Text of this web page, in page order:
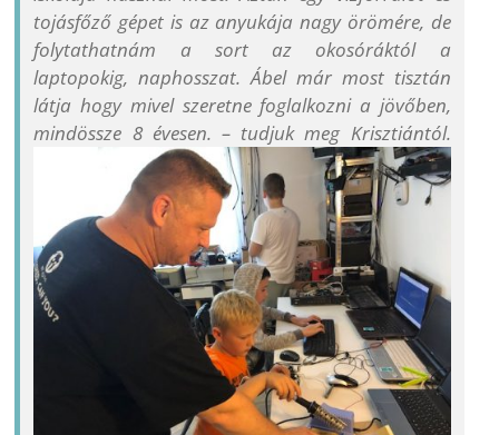
tojásfőző gépet is az anyukája nagy örömére, de
folytathatnám a sort az okosóráktól a
laptopokig, naphosszat. Ábel már most tisztán
látja hogy mivel szeretne foglalkozni a jövőben,
mindössze 8 évesen. – tudjuk meg Krisztiántól.